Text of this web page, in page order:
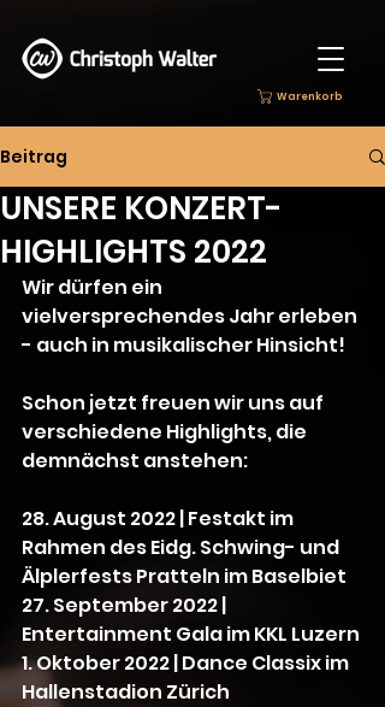
Warenkorb
Beitrag
UNSERE KONZERT-
HIGHLIGHTS 2022
Wir dürfen ein
vielversprechendes Jahr erleben
- auch in musikalischer Hinsicht!
Schon jetzt freuen wir uns auf
verschiedene Highlights, die
demnächst anstehen:
28. August 2022 | Festakt im
Rahmen des Eidg. Schwing- und
Älplerfests Pratteln im Baselbiet
27. September 2022 |
Entertainment Gala im KKL Luzern
1. Oktober 2022 | Dance Classix im
Hallenstadion Zürich